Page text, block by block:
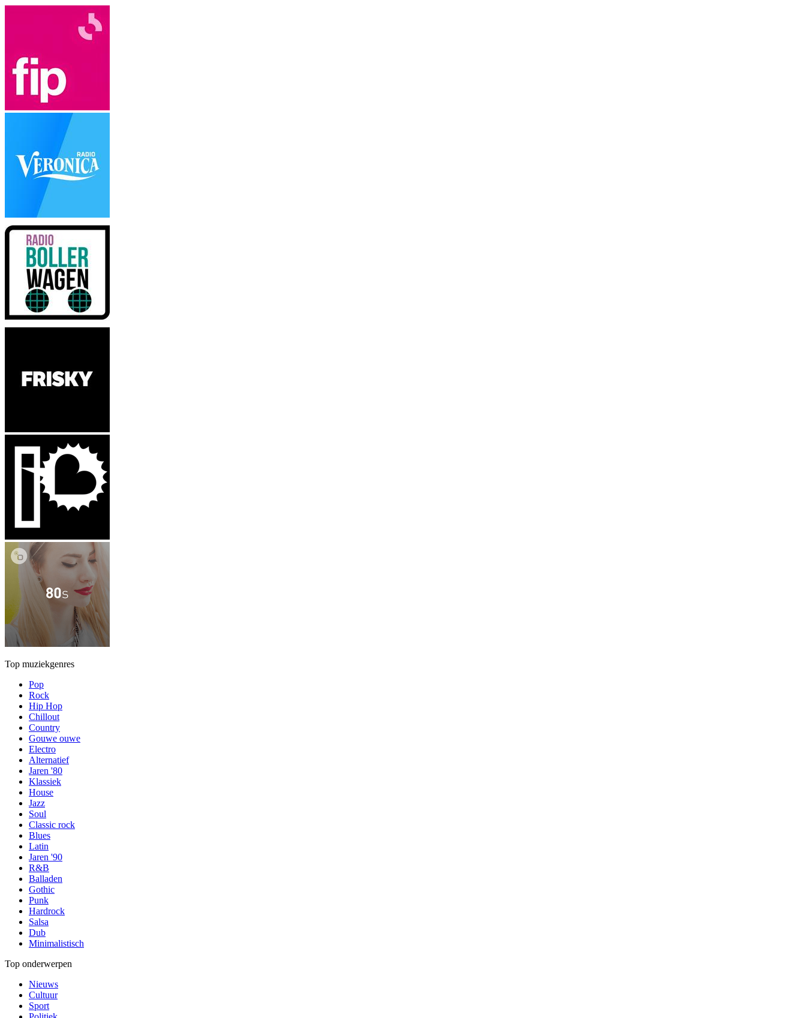
Top muziekgenres
Pop
Rock
Hip Hop
Chillout
Country
Gouwe ouwe
Electro
Alternatief
Jaren '80
Klassiek
House
Jazz
Soul
Classic rock
Blues
Latin
Jaren '90
R&B
Balladen
Gothic
Punk
Hardrock
Salsa
Dub
Minimalistisch
Top onderwerpen
Nieuws
Cultuur
Sport